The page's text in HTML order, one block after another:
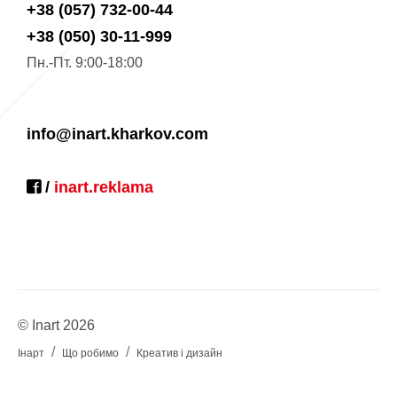
+38 (057) 732-00-44
+38 (050) 30-11-999
Пн.-Пт. 9:00-18:00
info@inart.kharkov.com
/ inart.reklama
© Inart 2026
Інарт Що робимо Креатив і дизайн